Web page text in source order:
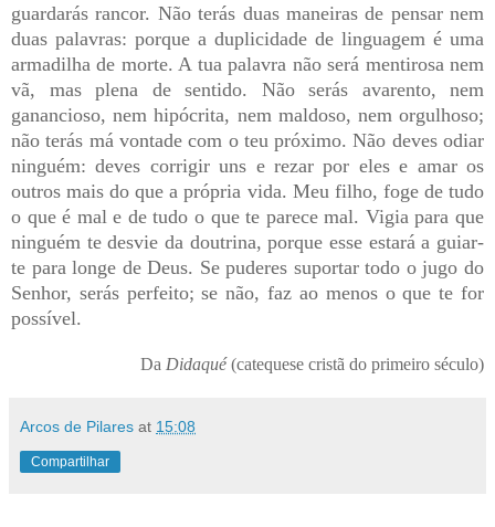
guardarás rancor. Não terás duas maneiras de pensar nem
duas palavras: porque a duplicidade de linguagem é uma
armadilha de morte. A tua palavra não será mentirosa nem
vã, mas plena de sentido. Não serás avarento, nem
ganancioso, nem hipócrita, nem maldoso, nem orgulhoso;
não terás má vontade com o teu próximo. Não deves odiar
ninguém: deves corrigir uns e rezar por eles e amar os
outros mais do que a própria vida. Meu filho, foge de tudo
o que é mal e de tudo o que te parece mal. Vigia para que
ninguém te desvie da doutrina, porque esse estará a guiar-
te para longe de Deus. Se puderes suportar todo o jugo do
Senhor, serás perfeito; se não, faz ao menos o que te for
possível.
Da Didaqué(catequese cristã do primeiro século)
Arcos de Pilares at 15:08
Compartilhar